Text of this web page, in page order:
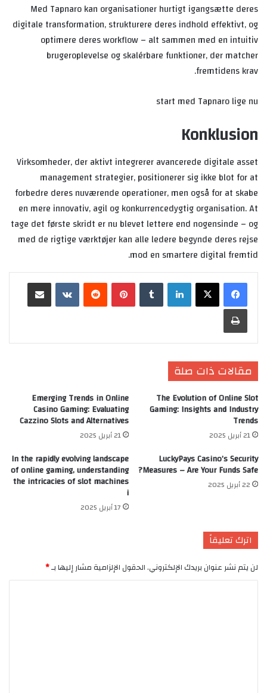
Med Tapnaro kan organisationer hurtigt igangsætte deres
digitale transformation, strukturere deres indhold effektivt, og
optimere deres workflow – alt sammen med en intuitiv
brugeroplevelse og skalérbare funktioner, der matcher
fremtidens krav.
start med Tapnaro lige nu
Konklusion
Virksomheder, der aktivt integrerer avancerede digitale asset
management strategier, positionerer sig ikke blot for at
forbedre deres nuværende operationer, men også for at skabe
en mere innovativ, agil og konkurrencedygtig organisation. At
tage det første skridt er nu blevet lettere end nogensinde – og
med de rigtige værktøjer kan alle ledere begynde deres rejse
mod en smartere digital fremtid.
لينكدإن بينتيريست
طباعة
مقالات ذات صلة
The Evolution of Online Slot
Gaming: Insights and Industry
Trends
21 أبريل 2025
Emerging Trends in Online
Casino Gaming: Evaluating
Cazzino Slots and Alternatives
21 أبريل 2025
LuckyPays Casino’s Security
Measures – Are Your Funds Safe?
22 أبريل 2025
In the rapidly evolving landscape
of online gaming, understanding
the intricacies of slot machines
i
17 أبريل 2025
اترك تعليقاً
لن يتم نشر عنوان بريدك الإلكتروني.الحقول الإلزامية مشار إليها بـ*